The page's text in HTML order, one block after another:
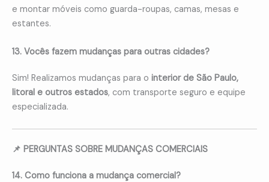
e montar móveis como guarda-roupas, camas, mesas e
estantes.
13. Vocês fazem mudanças para outras cidades?
Sim! Realizamos mudanças para o interior de São Paulo,
litoral e outros estados, com transporte seguro e equipe
especializada.
📌 PERGUNTAS SOBRE MUDANÇAS COMERCIAIS
14. Como funciona a mudança comercial?